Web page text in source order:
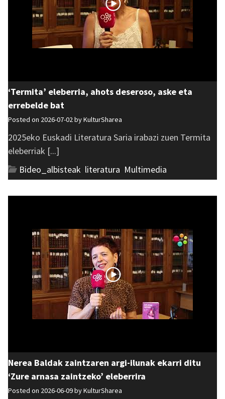
‘Termita’ eleberria, ahots deseroso, aske eta
errebelde bat
Posted on 2026-07-02 byKulturSharea
2025eko Euskadi Literatura Saria irabazi zuen Termita
eleberriak [...]
Bideo_albisteak literatura Multimedia
Nerea Baldak zaintzaren argi-ilunak ekarri ditu
‘Zure arnasa zaintzeko’ eleberrira
Posted on 2026-06-09 byKulturSharea